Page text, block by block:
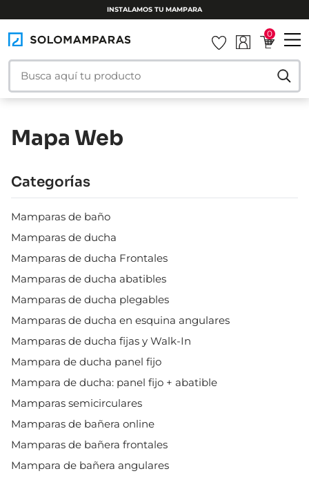
INSTALAMOS TU MAMPARA
0
Mapa Web
Categorías
Mamparas de baño
Mamparas de ducha
Mamparas de ducha Frontales
Mamparas de ducha abatibles
Mamparas de ducha plegables
Mamparas de ducha en esquina angulares
Mamparas de ducha fijas y Walk-In
Mampara de ducha panel fijo
Mampara de ducha: panel fijo + abatible
Mamparas semicirculares
Mamparas de bañera online
Mamparas de bañera frontales
Mampara de bañera angulares